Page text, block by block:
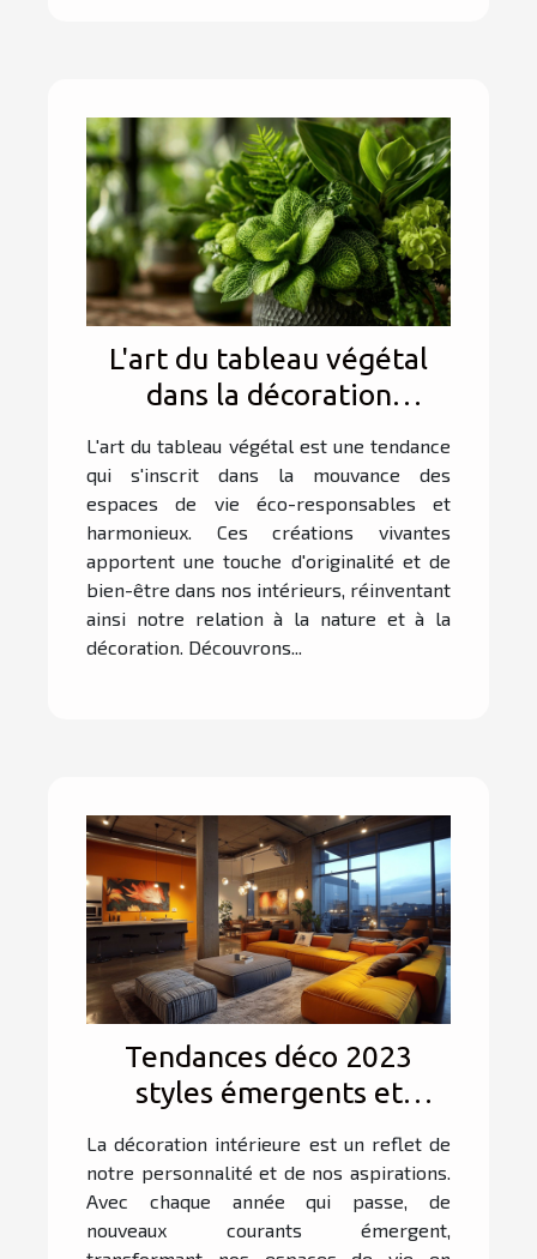
L'art du tableau végétal
dans la décoration
d'intérieur conseils de
réalisation et entretien
L'art du tableau végétal est une tendance
qui s'inscrit dans la mouvance des
espaces de vie éco-responsables et
harmonieux. Ces créations vivantes
apportent une touche d'originalité et de
bien-être dans nos intérieurs, réinventant
ainsi notre relation à la nature et à la
décoration. Découvrons...
Tendances déco 2023
styles émergents et
couleurs en vogue pour
votre intérieur
La décoration intérieure est un reflet de
notre personnalité et de nos aspirations.
Avec chaque année qui passe, de
nouveaux courants émergent,